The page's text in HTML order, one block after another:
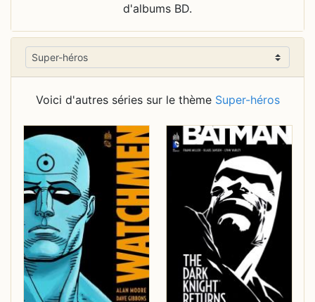
d'albums BD.
Voici d'autres séries sur le thème Super-héros